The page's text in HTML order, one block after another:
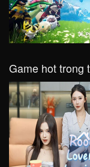
Game hot trong